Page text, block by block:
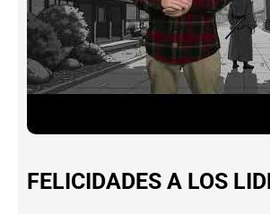
FELICIDADES A LOS